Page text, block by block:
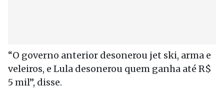
“O governo anterior desonerou jet ski, arma e
veleiros, e Lula desonerou quem ganha até R$
5 mil”, disse.